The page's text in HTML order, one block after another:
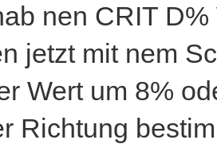
nen CRIT
jetzt mit nem
Wert um 8%
Richtung